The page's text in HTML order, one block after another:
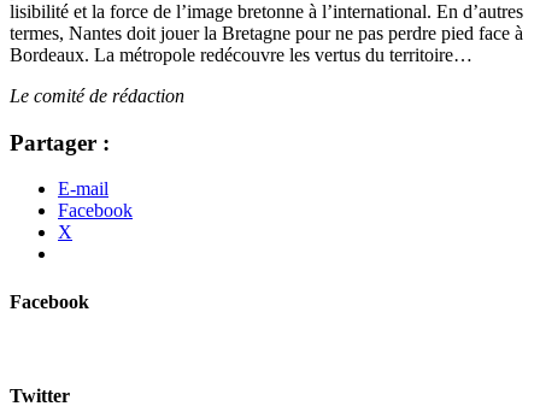
lisibilité et la force de l’image bretonne à l’international. En d’autres
termes, Nantes doit jouer la Bretagne pour ne pas perdre pied face à
Bordeaux. La métropole redécouvre les vertus du territoire…
Le comité de rédaction
Partager :
E-mail
Facebook
X
Facebook
Twitter